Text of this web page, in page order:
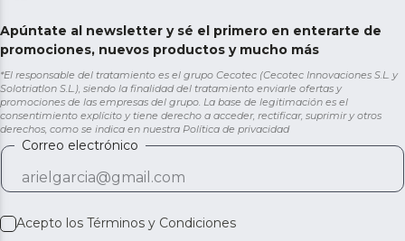
Apúntate al newsletter y sé el primero en enterarte de
promociones, nuevos productos y mucho más
*El responsable del tratamiento es el grupo Cecotec (Cecotec Innovaciones S.L. y
Solotriatlon S.L.), siendo la finalidad del tratamiento enviarle ofertas y
promociones de las empresas del grupo. La base de legitimación es el
consentimiento explícito y tiene derecho a acceder, rectificar, suprimir y otros
derechos, como se indica en nuestra Política de privacidad
Correo electrónico
Acepto los Términos y Condiciones